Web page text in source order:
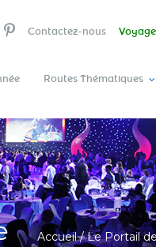
Contactez-nous
Routes Thématiques
Accueil / Le Portail